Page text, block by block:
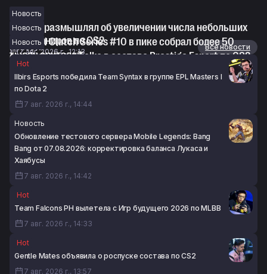
Новость
Pimp поразмышлял об увеличении числа небольших
LAN-турниров по CS2
7 авг. 2026 г., 12:13
Новость
NODWIN Clutch Series #10 в пике собрал более 50
тысяч зрителей
7 авг. 2026 г., 08:02
Новость
oopee заменил Folke в составе Prestige Esport по CS2
7 авг. 2026 г., 07:26
Новости
Все новости
Hot
Ilbirs Esports победила Team Syntax в группе EPL Masters I
по Dota 2
7 авг. 2026 г., 14:44
Новость
Обновление тестового сервера Mobile Legends: Bang
Bang от 07.08.2026: корректировка баланса Лукаса и
Хаябусы
7 авг. 2026 г., 14:42
Hot
Team Falcons PH вылетела с Игр будущего 2026 по MLBB
7 авг. 2026 г., 14:33
Hot
Gentle Mates объявила о роспуске состава по CS2
7 авг. 2026 г., 13:57